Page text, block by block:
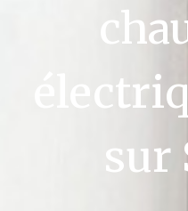
sur